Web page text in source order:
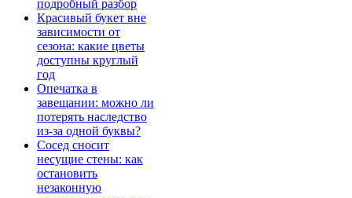
подробный разбор
Красивый букет вне
зависимости от
сезона: какие цветы
доступны круглый
год
Опечатка в
завещании: можно ли
потерять наследство
из-за одной буквы?
Сосед сносит
несущие стены: как
остановить
незаконную